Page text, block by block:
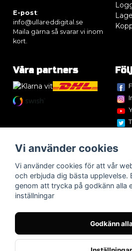
E-post:
info@ullareddigital.se
Maila gärna så svarar vi inom
kort.
Våra partners
Vi använder cookies
Vi använder cookies för att vår
och erbjuda dig bästa upplevelse.
genom att trycka på godkänn alla
inställningar
Godkänn alla